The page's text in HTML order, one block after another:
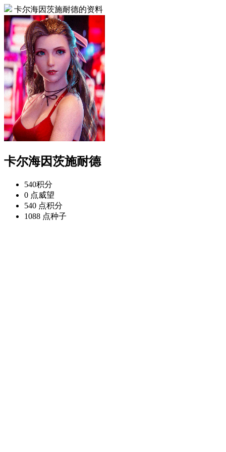
卡尔海因茨施耐德的资料
卡尔海因茨施耐德
540积分
0 点威望
540 点积分
1088 点种子